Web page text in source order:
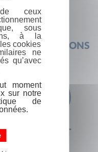
AUX QUESTIONS
CONTACT
ceux
sous
à la
cookies
ne
qu’avec
moment
sur notre
de